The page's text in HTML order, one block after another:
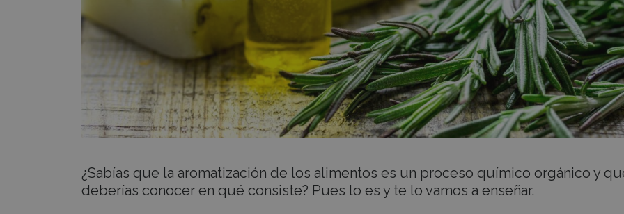
¿Sabías que la aromatización de los alimentos es un proceso químico orgánico y
deberías conocer en qué consiste? Pues lo es y te lo vamos a enseñar.